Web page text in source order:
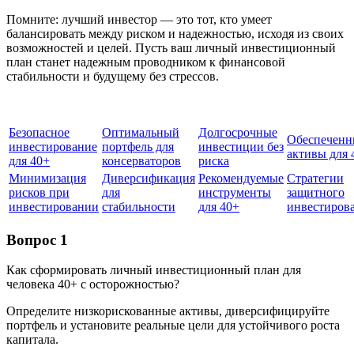
Помните: лучший инвестор — это тот, кто умеет
балансировать между риском и надежностью, исходя из своих
возможностей и целей. Пусть ваш личный инвестиционный
план станет надежным проводником к финансовой
стабильности и будущему без стрессов.
Безопасное
инвестирование
для 40+
Оптимальный
портфель для
консерваторов
Долгосрочные
инвестиции без
риска
активы для
Минимизация
рисков при
инвестировании
Диверсификация
для
стабильности
Рекомендуемые
инструменты
для 40+
Стратегии
защитного
Вопрос 1
Как сформировать личный инвестиционный план для
человека 40+ с осторожностью?
Определите низкорискованные активы, диверсифицируйте
портфель и установите реальные цели для устойчивого роста
капитала.